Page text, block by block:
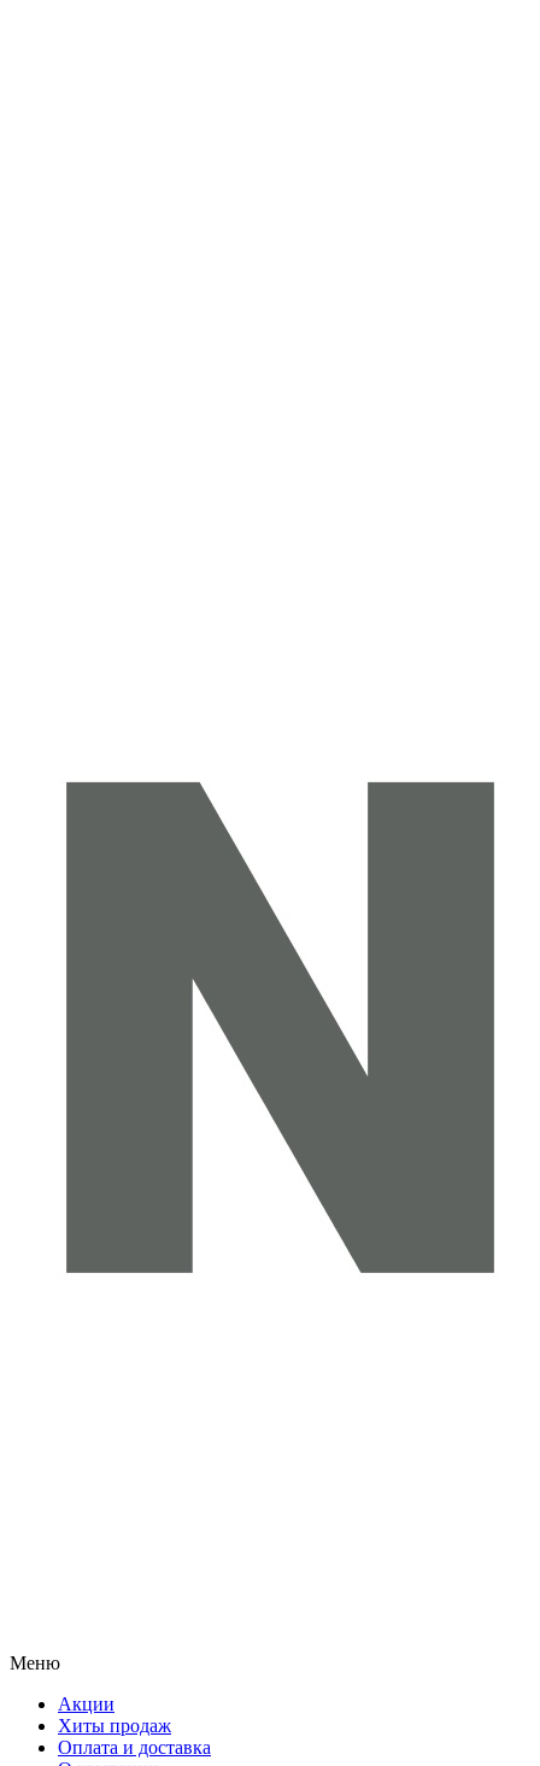
Меню
Акции
Хиты продаж
Оплата и доставка